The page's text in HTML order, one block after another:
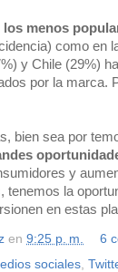
menos
como en
y Chile (29%)
por la marca.
bien sea por
y
la
en estas
en 9:25 p. m.
6
sociales